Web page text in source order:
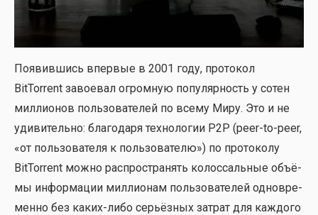
Появив­шись впер­вые в 2001 году, про­то­кол
BitTorrent заво­е­вал огром­ную попу­ляр­ность у сотен
мил­ли­о­нов поль­зо­ва­те­лей по все­му Миру. Это и не
уди­ви­тель­но: бла­го­да­ря тех­но­ло­гии P2P (peer-to-peer,
«от поль­зо­ва­те­ля к поль­зо­ва­те­лю») по про­то­ко­лу
BitTorrent мож­но рас­про­стра­нять колос­саль­ные объ­ё­
мы инфор­ма­ции мил­ли­о­нам поль­зо­ва­те­лей одно­вре­
мен­но без каких-либо серьёз­ных затрат для каж­до­го